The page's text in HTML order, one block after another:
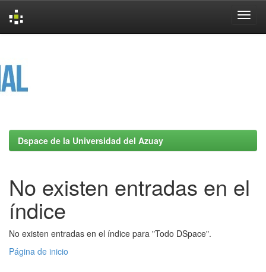
Dspace de la Universidad del Azuay
No existen entradas en el
índice
No existen entradas en el índice para "Todo DSpace".
Página de inicio